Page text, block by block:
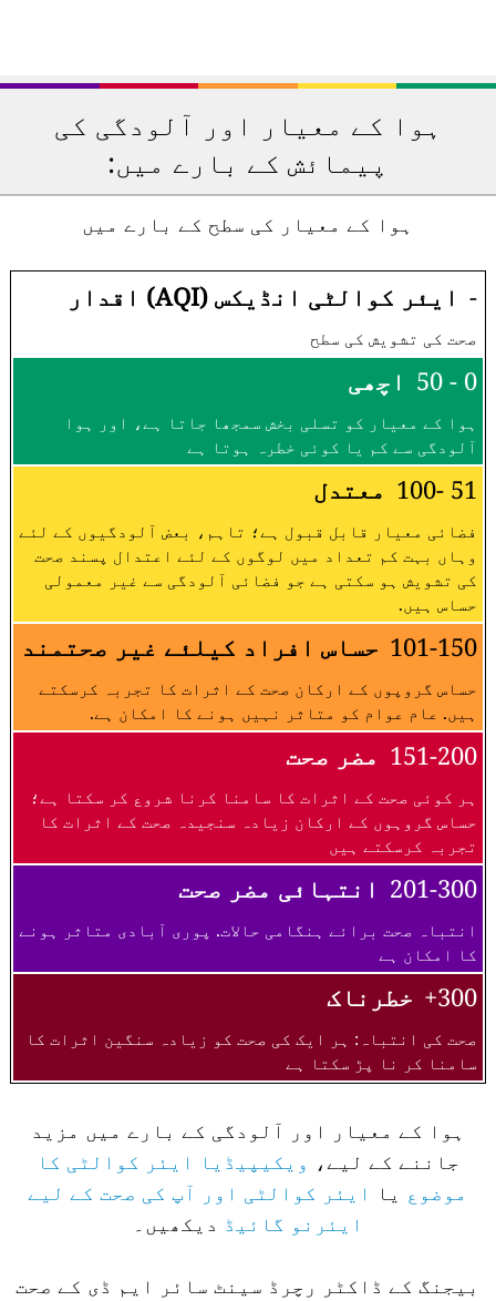
ہوا کے معیار اور آلودگی کی
پیمائش کے بارے میں:
ہوا کے معیار کی سطح کے بارے میں
- ایئر کوالٹی انڈیکس (AQI) اقدار
صحت کی تشویش کی سطح
0 - 50 اچھی
ہوا کے معیار کو تسلی بخش سمجھا جاتا ہے، اور ہوا
آلودگی سے کم یا کوئی خطرہ ہوتا ہے
51 -100 معتدل
فضائی معیار قابل قبول ہے؛ تاہم، بعض آلودگیوں کے لئے
وہاں بہت کم تعداد میں لوگوں کے لئے اعتدال پسند صحت
کی تشویش ہو سکتی ہے جو فضائی آلودگی سے غیر معمولی
حساس ہیں.
101-150 حساس افراد کیلئے غیر صحتمند
حساس گروپوں کے ارکان صحت کے اثرات کا تجربہ کرسکتے
ہیں. عام عوام کو متاثر نہیں ہونے کا امکان ہے.
151-200 مضر صحت
ہر کوئی صحت کے اثرات کا سامنا کرنا شروع کر سکتا ہے؛
حساس گروہوں کے ارکان زیادہ سنجیدہ صحت کے اثرات کا
تجربہ کرسکتے ہیں
201-300 انتہائی مضر صحت
انتباہ صحت برائے ہنگامی حالات. پوری آبادی متاثر ہونے
کا امکان ہے
300+ خطرناک
صحت کی انتباہ: ہر ایک کی صحت کو زیادہ سنگین اثرات کا
سامنا کر نا پڑ سکتا ہے
ہوا کے معیار اور آلودگی کے بارے میں مزید
جاننے کے لیے، ویکیپیڈیا ایئر کوالٹی کا
موضوعیا
ایئر کوالٹی اور آپ کی صحت کے لیے
ایئرنو گائیڈدیکھیں۔
بیجنگ کے ڈاکٹر رچرڈ سینٹ سائر ایم ڈی کے صحت